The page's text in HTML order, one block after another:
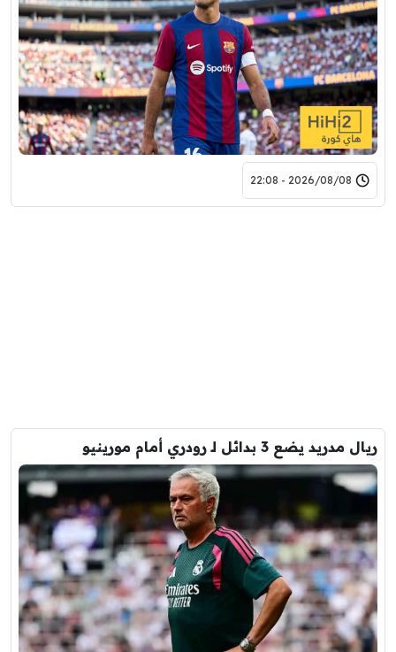
2026/08/08 - 22:08
ريال مدريد يضع 3 بدائل لـ رودري أمام مورينيو